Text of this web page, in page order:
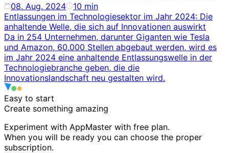
08. Aug. 2024 10 min
Entlassungen im Technologiesektor im Jahr 2024: Die
anhaltende Welle, die sich auf Innovationen auswirkt
Da in 254 Unternehmen, darunter Giganten wie Tesla
und Amazon, 60.000 Stellen abgebaut werden, wird es
im Jahr 2024 eine anhaltende Entlassungswelle in der
Technologiebranche geben, die die
Innovationslandschaft neu gestalten wird.
Easy to start
Create something amazing
Experiment with AppMaster with free plan.
When you will be ready you can choose the proper
subscription.